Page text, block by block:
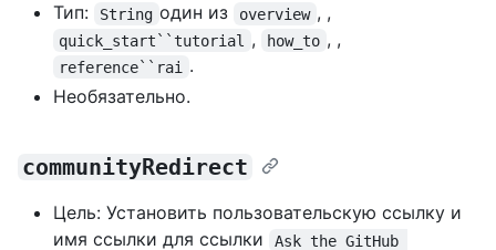
Тип:
String один из overview , ,
quick_start``tutorial , how_to , ,
reference``rai
.
Необязательно.
communityRedirect
Цель: Установить пользовательскую ссылку и
имя ссылки для ссылки
Ask the GitHub